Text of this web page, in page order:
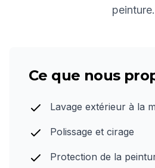
peinture.
Ce que nous
Lavage extérieur à la
Polissage et cirage
Protection de la